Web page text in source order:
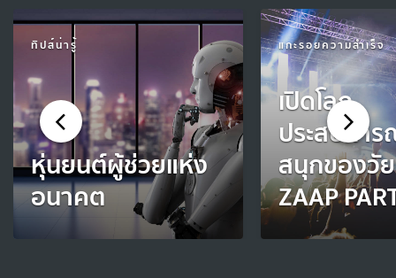
ทิปส์น่ารู้
หุ่นยนต์ผู้ช่วยแห่ง
อนาคต
แกะรอยความสำเร็จ
เปิดโลก
ประสบกา
สนุกของวั
ZAAP